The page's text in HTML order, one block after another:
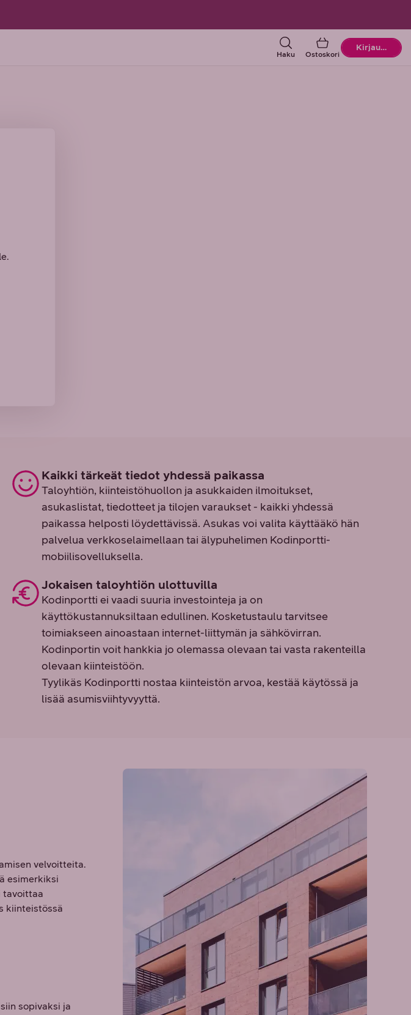
Haku Ostoskori
OstoskoriKirjaudu
Kaikki tärkeät tiedot yhdessä paikassa
Taloyhtiön, kiinteistöhuollon ja asukkaiden ilmoitukset,
asukaslistat, tiedotteet ja tilojen varaukset - kaikki yhdessä
paikassa helposti löydettävissä. Asukas voi valita käyttääkö hän
palvelua verkkoselaimellaan tai älypuhelimen Kodinportti-
mobiilisovelluksella.
Jokaisen taloyhtiön ulottuvilla
Kodinportti ei vaadi suuria investointeja ja on
käyttökustannuksiltaan edullinen. Kosketustaulu tarvitsee
toimiakseen ainoastaan internet-liittymän ja sähkövirran.
Kodinportin voit hankkia jo olemassa olevaan tai vasta rakenteilla
olevaan kiinteistöön.
Tyylikäs Kodinportti nostaa kiinteistön arvoa, kestää käytössä ja
lisää asumisviihtyvyyttä.
velvoitteita.
esimerkiksi
tavoittaa
kiinteistössä
sopivaksi ja